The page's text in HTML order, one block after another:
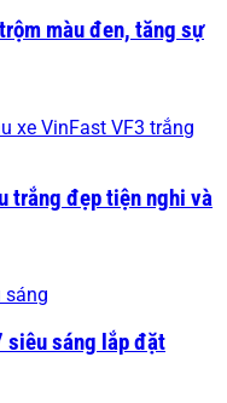
màu đen, tăng sự
trắng đẹp tiện nghi và
siêu sáng lắp đặt